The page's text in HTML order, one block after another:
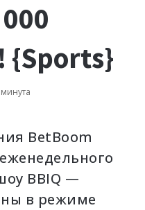
{Sports}
BetBoom
BBIQ —
в режиме